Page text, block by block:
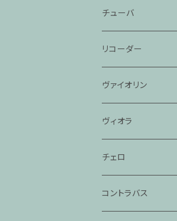
チューバ
リコーダー
ヴァイオリン
ヴィオラ
チェロ
コントラバス